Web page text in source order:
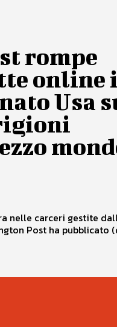
rompe
online
Usa
nelle carceri gestite
Post ha pubblicato